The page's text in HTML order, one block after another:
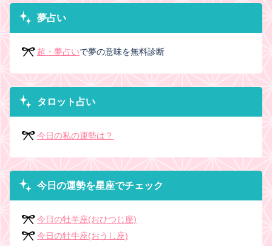
夢占い
超・夢占いで夢の意味を無料診断
タロット占い
今日の私の運勢は？
今日の運勢を星座でチェック
今日の牡羊座(おひつじ座)
今日の牡牛座(おうし座)